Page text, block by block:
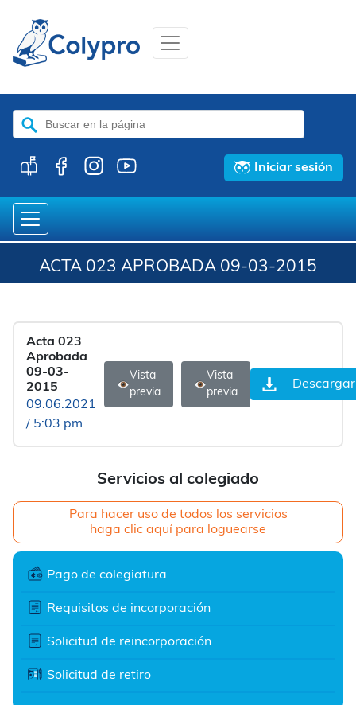
Buscar:
Iniciar sesión
ACTA 023 APROBADA 09-03-2015
Servicios al colegiado
Para hacer uso de todos los servicios
haga clic aquí para loguearse
Pago de colegiatura
Requisitos de incorporación
Solicitud de reincorporación
Solicitud de retiro
Acta 023
Aprobada
09-03-
2015
09.06.2021
/ 5:03 pm
Vista
previa
Vista
previa
Descargar